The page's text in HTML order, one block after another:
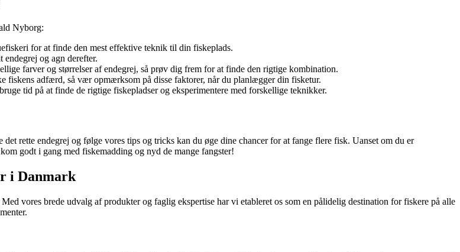
Nyborg:
for at finde den mest effektive teknik til din fiskeplads.
og agn derefter.
farver og størrelser af endegrej, så prøv dig frem for at finde den rigtige kombination.
adfærd, så vær opmærksom på disse faktorer, når du planlægger din fisketur.
tid på at finde de rigtige fiskepladser og eksperimentere med forskellige teknikker.
rette endegrej og følge vores tips og tricks kan du øge dine chancer for at fange flere fisk. Uanset om du er
godt i gang med fiskemadding og nyd de mange fangster!
i Danmark
vores brede udvalg af produkter og faglig ekspertise har vi etableret os som en pålidelig destination for fiskere på alle